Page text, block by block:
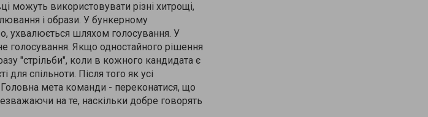
можуть використовувати різні хитрощі,
і образи. У бункерному
ухвалюється шляхом голосування. У
голосування. Якщо одностайного рішення
"стрільби", коли в кожного кандидата є
спільноти. Після того як усі
мета команди - переконатися, що
на те, наскільки добре говорять